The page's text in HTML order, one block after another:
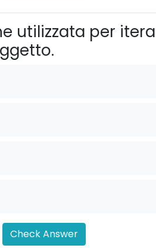
utilizzata per
Check Answer